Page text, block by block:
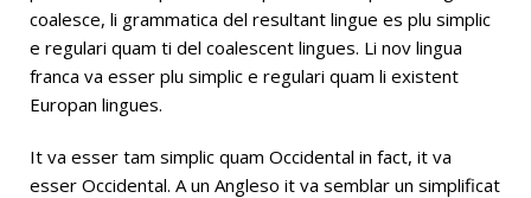
coalesce, li grammatica del resultant lingue es plu simplic
e regulari quam ti del coalescent lingues. Li nov lingua
franca va esser plu simplic e regulari quam li existent
Europan lingues.
It va esser tam simplic quam Occidental in fact, it va
esser Occidental. A un Angleso it va semblar un simplificat